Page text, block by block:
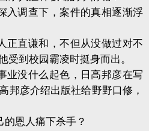
入调查下，案件的真相逐渐浮
正直谦和，不但从没做过对不
受到校园霸凌时挺身而出。
业没什么起色，日高邦彦在写
邦彦介绍出版社给野野口修，
恩人痛下杀手？